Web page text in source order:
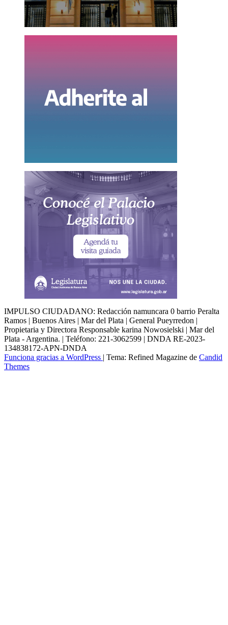
IMPULSO CIUDADANO: Redacción namuncara 0 barrio Peralta
Ramos | Buenos Aires | Mar del Plata | General Pueyrredon |
Propietaria y Directora Responsable karina Nowosielski | Mar del
Plata - Argentina. | Teléfono: 221-3062599 | DNDA RE-2023-
134838172-APN-DNDA
Funciona gracias a WordPress | Tema: Refined Magazine de Candid
Themes